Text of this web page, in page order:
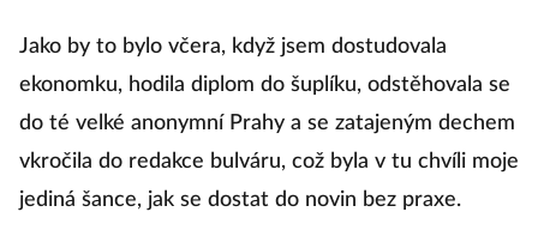
Jako by to bylo včera, když jsem dostudovala
ekonomku, hodila diplom do šuplíku, odstěhovala se
do té velké anonymní Prahy a se zatajeným dechem
vkročila do redakce bulváru, což byla v tu chvíli moje
jediná šance, jak se dostat do novin bez praxe.